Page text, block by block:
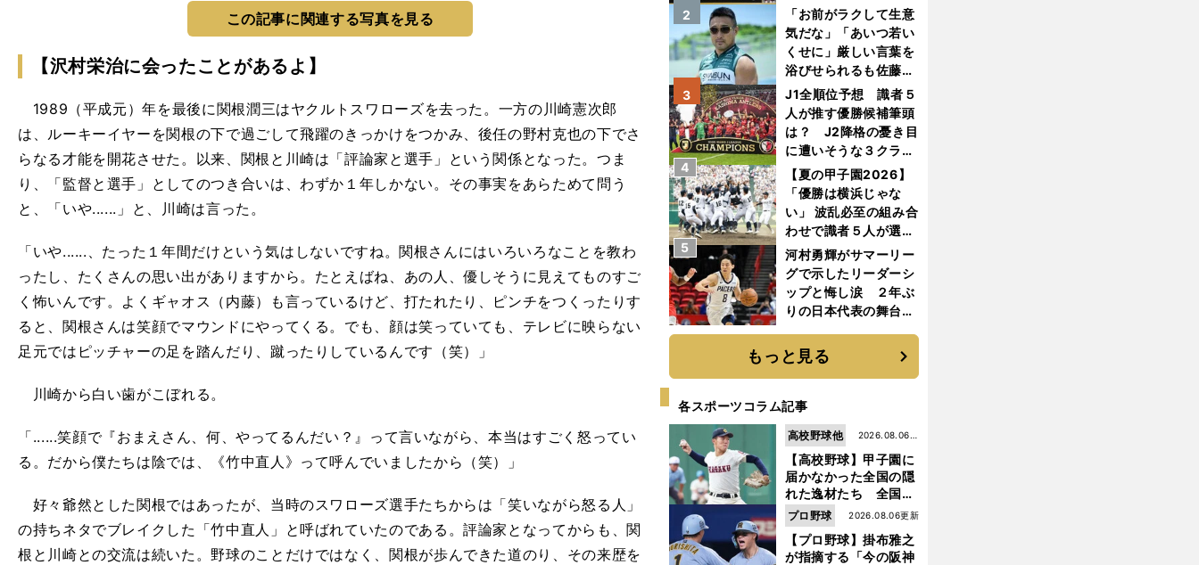
この記事に関連する写真を見る
【沢村栄治に会ったことがあるよ】
1989（平成元）年を最後に関根潤三はヤクルトスワローズを去った。一方の川崎憲次郎
は、ルーキーイヤーを関根の下で過ごして飛躍のきっかけをつかみ、後任の野村克也の下でさ
らなる才能を開花させた。以来、関根と川崎は「評論家と選手」という関係となった。つま
り、「監督と選手」としてのつき合いは、わずか１年しかない。その事実をあらためて問う
と、「いや......」と、川崎は言った。
「いや......、たった１年間だけという気はしないですね。関根さんにはいろいろなことを教わ
ったし、たくさんの思い出がありますから。たとえばね、あの人、優しそうに見えてものすご
く怖いんです。よくギャオス（内藤）も言っているけど、打たれたり、ピンチをつくったりす
ると、関根さんは笑顔でマウンドにやってくる。でも、顔は笑っていても、テレビに映らない
足元ではピッチャーの足を踏んだり、蹴ったりしているんです（笑）」
川崎から白い歯がこぼれる。
「......笑顔で『おまえさん、何、やってるんだい？』って言いながら、本当はすごく怒ってい
る。だから僕たちは陰では、《竹中直人》って呼んでいましたから（笑）」
好々爺然とした関根ではあったが、当時のスワローズ選手たちからは「笑いながら怒る人」
の持ちネタでブレイクした「竹中直人」と呼ばれていたのである。評論家となってからも、関
根と川崎との交流は続いた。野球のことだけではなく、関根が歩んできた道のり、その来歴を
を大胆予想
「お前がラクして生意
気だな」「あいつ若い
くせに」厳しい言葉を
浴びせられるも佐藤慎
太郎が貫いた誇りとフ
ァンへの思い
2
J1全順位予想 識者５
人が推す優勝候補筆頭
は？ J2降格の憂き目
に遭いそうな３クラブ
とは？
3
【夏の甲子園2026】
「優勝は横浜じゃな
い」 波乱必至の組み合
わせで識者５人が選ん
だ優勝校はここだ！
4
河村勇輝がサマーリー
グで示したリーダーシ
ップと悔し涙 ２年ぶ
りの日本代表の舞台を
は続く
5
もっと見る
各スポーツコラム記事
【高校野球】甲子園に
届かなかった全国の隠
れた逸材たち 全国を
巡って見つけた"幻の
スター候補"たち
2026.08.06更
新
高校野球他
【プロ野球】掛布雅之
が指摘する「今の阪神
2026.08.06更新
プロ野球